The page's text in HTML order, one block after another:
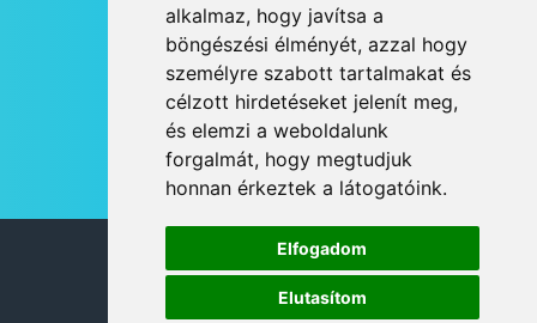
alkalmaz, hogy javítsa a
böngészési élményét, azzal hogy
személyre szabott tartalmakat és
célzott hirdetéseket jelenít meg,
és elemzi a weboldalunk
forgalmát, hogy megtudjuk
honnan érkeztek a látogatóink.
Elfogadom
Elutasítom
JOGI NYILATKOZAT
KAPCSOLAT
OLDALTÉRKÉP
IMPRESSZUM
HÍR BEKÜLDÉSE
© 2026 DANUBIA TV